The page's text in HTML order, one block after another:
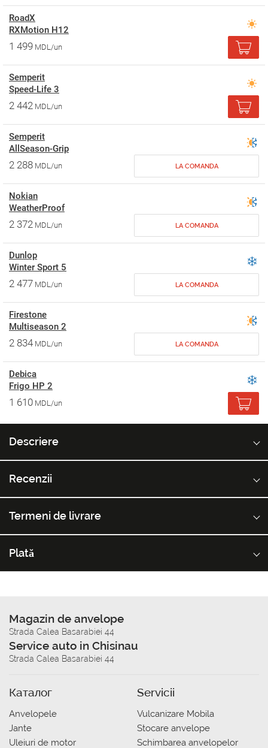
RoadX
RXMotion H12
1 499 MDL/un
Semperit
Speed-Life 3
2 442 MDL/un
Semperit
AllSeason-Grip
2 288 MDL/un LA COMANDA
Nokian
WeatherProof
2 372 MDL/un LA COMANDA
Dunlop
Winter Sport 5
2 477 MDL/un LA COMANDA
Firestone
Multiseason 2
2 834 MDL/un LA COMANDA
Debica
Frigo HP 2
1 610 MDL/un
Descriere
Recenzii
Termeni de livrare
Plată
Magazin de anvelope
Strada Calea Basarabiei 44
Service auto in Chisinau
Strada Calea Basarabiei 44
Каталог
Anvelopele
Jante
Uleiuri de motor
Servicii
Vulcanizare Mobila
Stocare anvelope
Schimbarea anvelopelor